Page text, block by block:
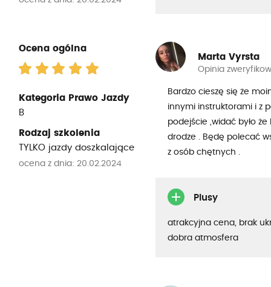
Ocena ogólna
Kategoria Prawo Jazdy
B
Rodzaj szkolenia
TYLKO jazdy doszkalające
ocena z dnia: 20.02.2024
Marta Vyrsta
Opinia
Bardzo cieszę się że
innymi instruktorami i z
podejście ,widać było
drodze . Będę polecać
z osób chętnych .
Plusy
atrakcyjna cena, brak
dobra atmosfera